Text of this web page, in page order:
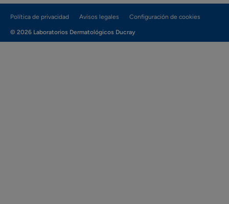
Política de privacidad Avisos legales Configuración de cookies
© 2026 Laboratorios Dermatológicos Ducray